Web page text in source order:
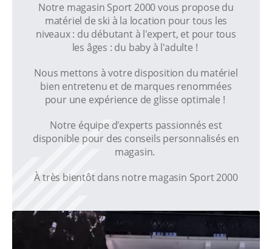
Notre magasin Sport 2000 vous propose du
matériel de ski à la location pour tous les
niveaux : du débutant à l'expert, et pour tous
les âges : du baby à l'adulte !
Nous mettons à votre disposition du matériel
bien entretenu et de marques renommées
pour une expérience de glisse optimale !
Notre équipe d'experts passionnés est
disponible pour des conseils personnalisés en
magasin.
À très bientôt dans notre magasin Sport 2000